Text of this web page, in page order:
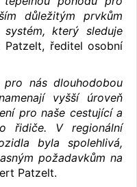
důležitým prvkům
který sleduje
Patzelt, ředitel osobní
nás dlouhodobou
vyšší úroveň
pro naše cestující a
řidiče. V regionální
byla spolehlivá,
požadavkům na
Patzelt.